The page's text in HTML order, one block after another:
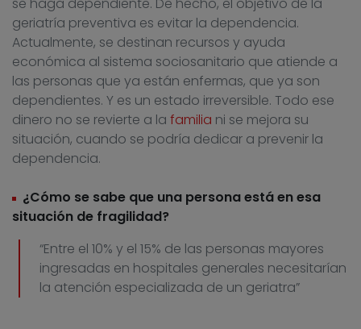
se haga dependiente. De hecho, el objetivo de la
geriatría preventiva es evitar la dependencia.
Actualmente, se destinan recursos y ayuda
económica al sistema sociosanitario que atiende a
las personas que ya están enfermas, que ya son
dependientes. Y es un estado irreversible. Todo ese
dinero no se revierte a la familia ni se mejora su
situación, cuando se podría dedicar a prevenir la
dependencia.
¿Cómo se sabe que una persona está en esa
situación de fragilidad?
“Entre el 10% y el 15% de las personas mayores
ingresadas en hospitales generales necesitarían
la atención especializada de un geriatra”